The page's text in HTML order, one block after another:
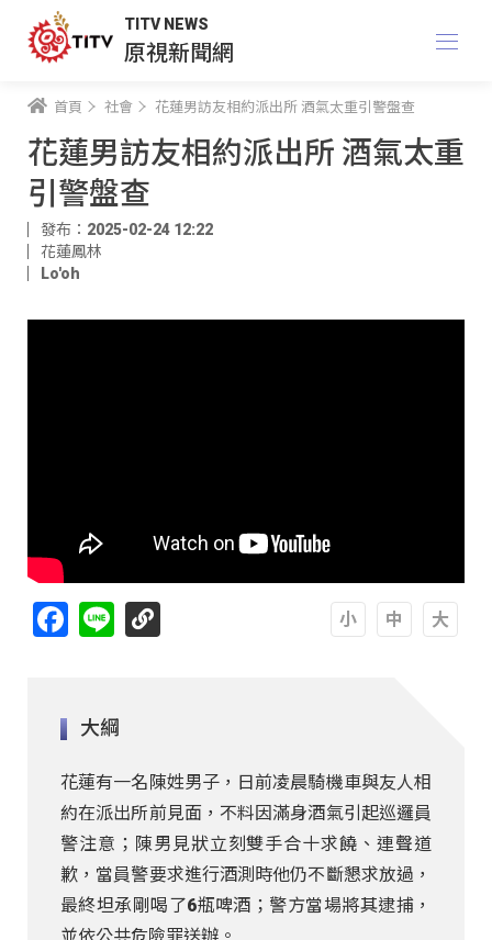
TITV NEWS
原視新聞網
首頁 社會 花蓮男訪友相約派出所 酒氣太重引警盤查
花蓮男訪友相約派出所 酒氣太重
引警盤查
發布：2025-02-24 12:22
花蓮鳳林
Lo'oh
Facebook
Line
大綱
花蓮有一名陳姓男子，日前凌晨騎機車與友人相
約在派出所前見面，不料因滿身酒氣引起巡邏員
警注意；陳男見狀立刻雙手合十求饒、連聲道
歉，當員警要求進行酒測時他仍不斷懇求放過，
最終坦承剛喝了6瓶啤酒；警方當場將其逮捕，